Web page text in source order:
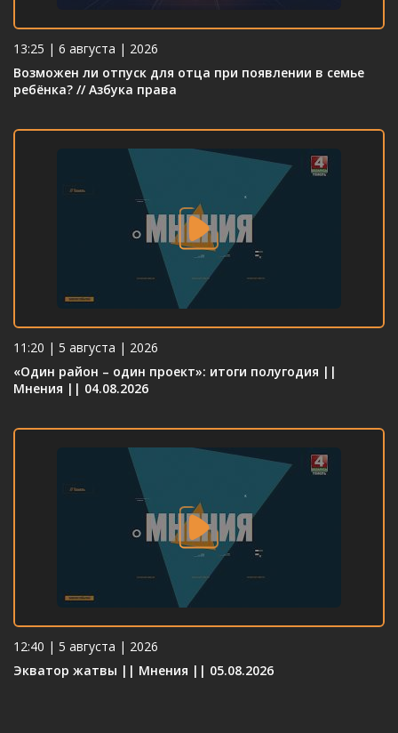
13:25 | 6 августа | 2026
Возможен ли отпуск для отца при появлении в семье
ребёнка? // Азбука права
11:20 | 5 августа | 2026
«Один район – один проект»: итоги полугодия ||
Мнения || 04.08.2026
12:40 | 5 августа | 2026
Экватор жатвы || Мнения || 05.08.2026